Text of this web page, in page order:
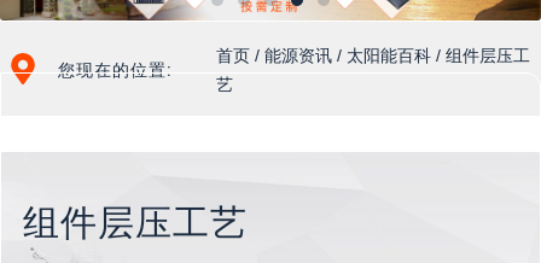
您现在的位置:
首页 /能源资讯 / 太阳能百科 / 组件层压工
艺
组件层压工艺